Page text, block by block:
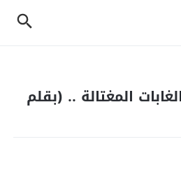
المغتالة .. (بقلم